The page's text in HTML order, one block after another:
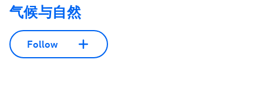
气候与自然
Follow